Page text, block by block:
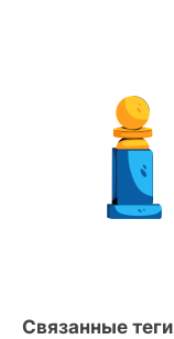
Связанные теги